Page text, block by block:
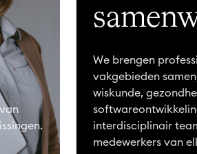
We brengen
vakgebieden
wiskunde,
interdisciplinair
medewerkers van